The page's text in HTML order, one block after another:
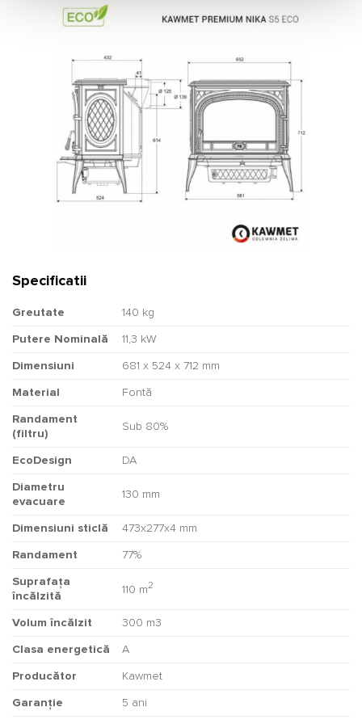
Specificatii
Greutate 140 kg
Putere Nominală 11,3 kW
Dimensiuni 681 x 524 x 712 mm
Material Fontă
Randament
(filtru)
Sub 80%
EcoDesign DA
Diametru
evacuare
130 mm
Dimensiuni sticlă 473x277x4 mm
Randament 77%
Suprafața
încălzită
110 m2
Volum încălzit 300 m3
Clasa energetică A
Producător Kawmet
Garanție 5 ani